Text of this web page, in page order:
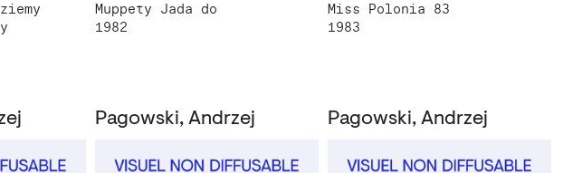
Muppety Jada do
1982
Miss Polonia 83
1983
Pagowski, Andrzej Pagowski, Andrzej